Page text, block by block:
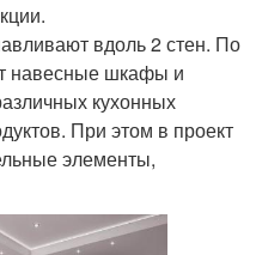
вдоль 2 стен. По
навесные шкафы и
кухонных
При этом в проект
элементы,